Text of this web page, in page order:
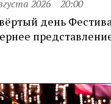
2026 20:00
день